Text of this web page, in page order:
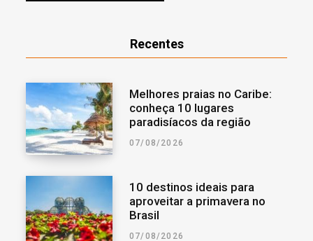
Recentes
Melhores praias no Caribe:
conheça 10 lugares
paradisíacos da região
07/08/2026
10 destinos ideais para
aproveitar a primavera no
Brasil
07/08/2026